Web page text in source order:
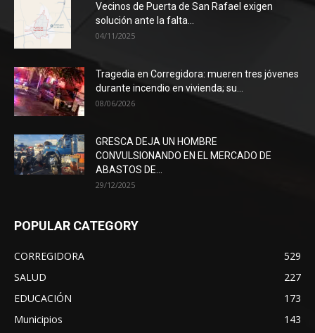
Vecinos de Puerta de San Rafael exigen
solución ante la falta...
04/11/2025
Tragedia en Corregidora: mueren tres jóvenes
durante incendio en vivienda; su...
08/06/2026
GRESCA DEJA UN HOMBRE
CONVULSIONANDO EN EL MERCADO DE
ABASTOS DE...
29/12/2025
POPULAR CATEGORY
CORREGIDORA
529
SALUD
227
EDUCACIÓN
173
Municipios
143